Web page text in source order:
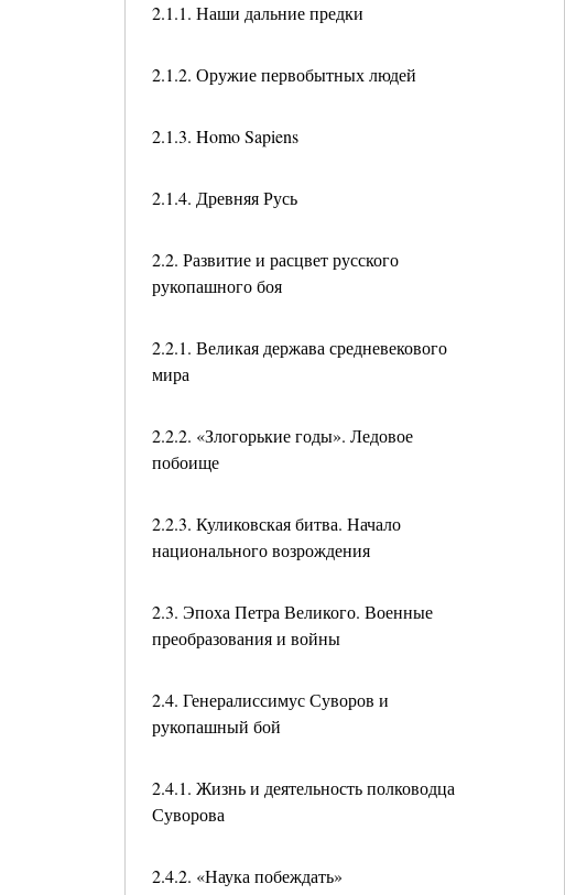
2.1.1. Наши дальние предки
2.1.2. Оружие первобытных людей
2.1.3. Homo Sapiens
2.1.4. Древняя Русь
2.2. Развитие и расцвет русского
рукопашного боя
2.2.1. Великая держава средневекового
мира
2.2.2. «Злогорькие годы». Ледовое
побоище
2.2.3. Куликовская битва. Начало
национального возрождения
2.3. Эпоха Петра Великого. Военные
преобразования и войны
2.4. Генералиссимус Суворов и
рукопашный бой
2.4.1. Жизнь и деятельность полководца
Суворова
2.4.2. «Наука побеждать»